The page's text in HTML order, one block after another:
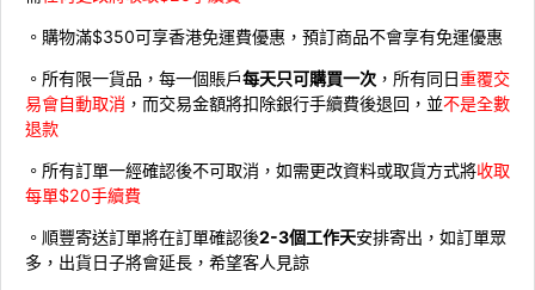
。購物滿$350可享香港免運費優惠，預訂商品不會享有免運優惠
。所有限一貨品，每一個賬戶每天只可購買一次 ，所有同日重覆交
易會自動取消 ，而交易金額將扣除銀行手續費後退回，並不是全數
退款
。所有訂單一經確認後不可取消，如需更改資料或取貨方式將收取
每單$20手續費
。順豐寄送訂單將在訂單確認後2-3個工作天安排寄出，如訂單眾
多，出貨日子將會延長，希望客人見諒